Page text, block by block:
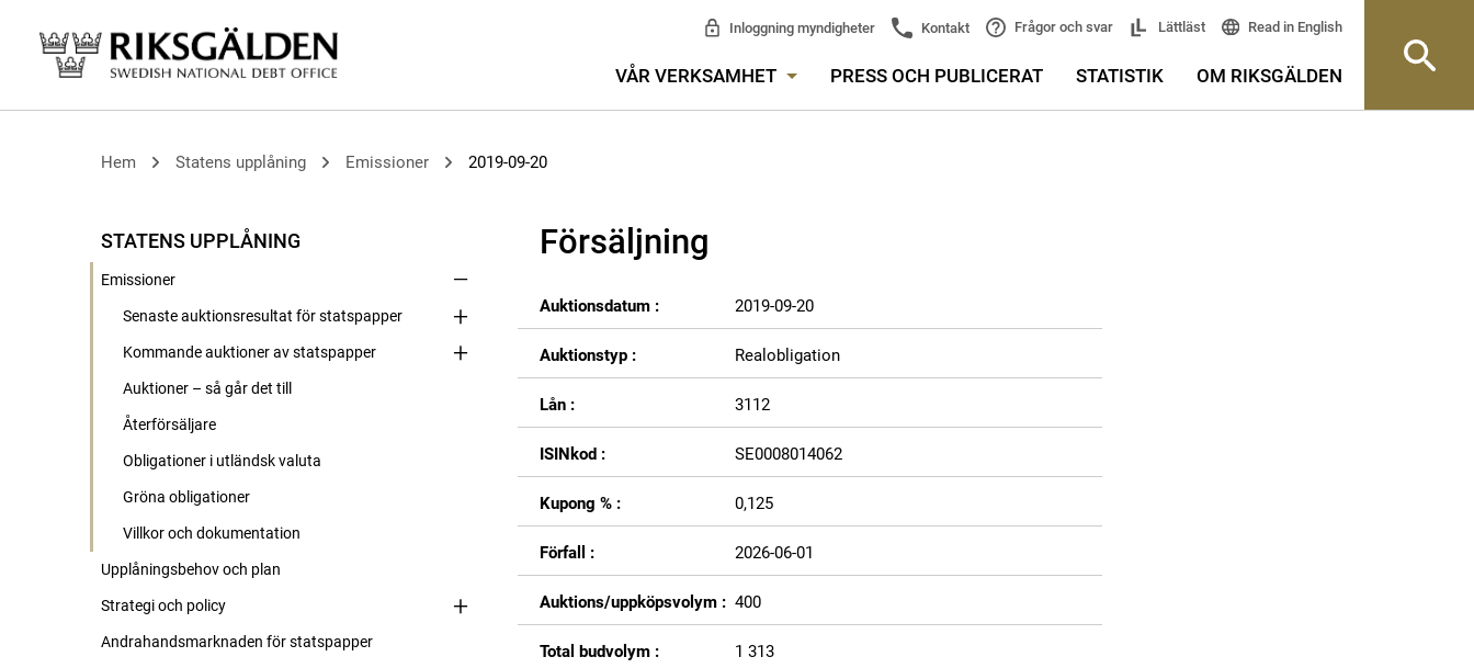
Inloggning myndigheter Kontakt Frågor och svar Lättläst Read in English
VÅR VERKSAMHET PRESS OCH PUBLICERAT STATISTIK OM RIKSGÄLDEN
Hem Statens upplåning Emissioner 2019-09-20
STATENS UPPLÅNING
Emissioner
Senaste auktionsresultat för statspapper
Kommande auktioner av statspapper
Auktioner – så går det till
Återförsäljare
Obligationer i utländsk valuta
Gröna obligationer
Villkor och dokumentation
Upplåningsbehov och plan
Strategi och policy
Andrahandsmarknaden för statspapper
Försäljning
Auktionsdatum : 2019-09-20
Auktionstyp : Realobligation
Lån : 3112
ISINkod : SE0008014062
Kupong % : 0,125
Förfall : 2026-06-01
Auktions/uppköpsvolym : 400
Total budvolym : 1 313